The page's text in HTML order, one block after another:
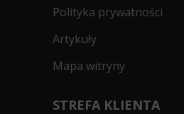
Polityka prywatności
Artykuły
Mapa witryny
STREFA KLIENTA